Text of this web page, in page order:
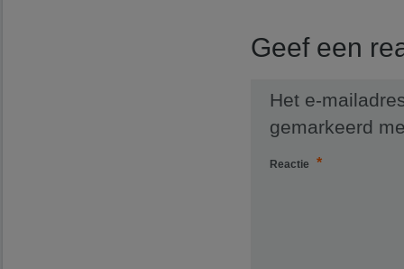
Geef een
Het e-
gemarkeerd
Reactie *